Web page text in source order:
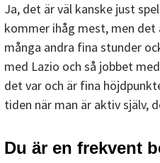
Ja, det är väl kanske just
kommer ihåg mest, men
många andra fina stunder
med Lazio och så jobbet
det var och är fina
tiden när man är aktiv själv,
Du är en frekvent